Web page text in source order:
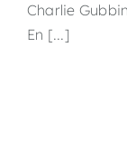
Charlie
En [...]